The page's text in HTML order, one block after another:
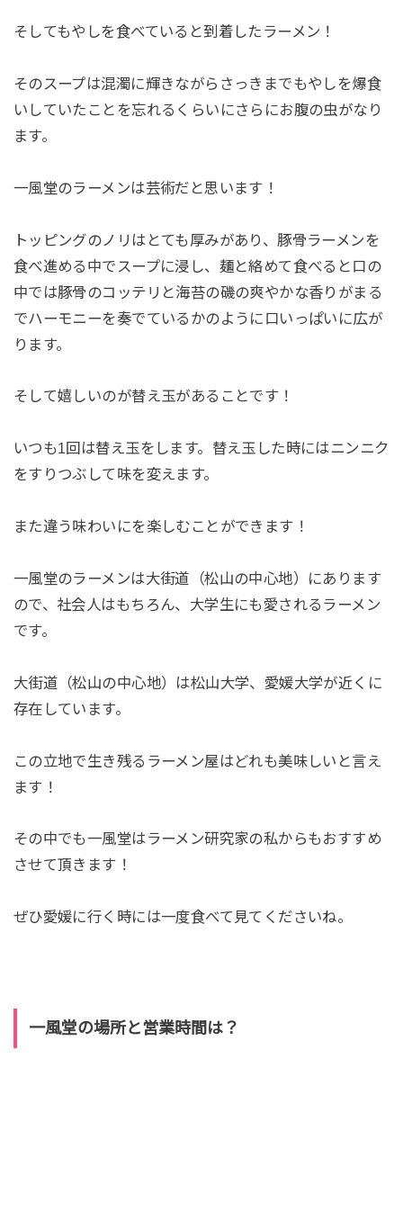
そしてもやしを食べていると到着したラーメン！
そのスープは混濁に輝きながらさっきまでもやしを爆食
いしていたことを忘れるくらいにさらにお腹の虫がなり
ます。
一風堂のラーメンは芸術だと思います！
トッピングのノリはとても厚みがあり、豚骨ラーメンを
食べ進める中でスープに浸し、麺と絡めて食べると口の
中では豚骨のコッテリと海苔の磯の爽やかな香りがまる
でハーモニーを奏でているかのように口いっぱいに広が
ります。
そして嬉しいのが替え玉があることです！
いつも1回は替え玉をします。替え玉した時にはニンニク
をすりつぶして味を変えます。
また違う味わいにを楽しむことができます！
一風堂のラーメンは大街道（松山の中心地）にあります
ので、社会人はもちろん、大学生にも愛されるラーメン
です。
大街道（松山の中心地）は松山大学、愛媛大学が近くに
存在しています。
この立地で生き残るラーメン屋はどれも美味しいと言え
ます！
その中でも一風堂はラーメン研究家の私からもおすすめ
させて頂きます！
ぜひ愛媛に行く時には一度食べて見てくださいね。
一風堂の場所と営業時間は？